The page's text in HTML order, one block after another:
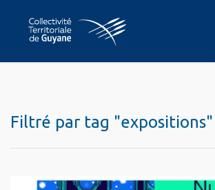
Filtré par tag "expositions"